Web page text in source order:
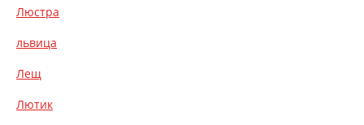
Люстра
львица
Лещ
Лютик